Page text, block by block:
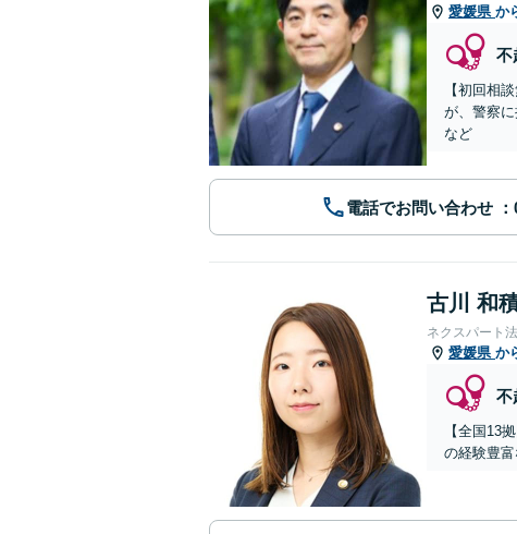
愛媛県 か
不
【初回相
が、警察
など
電話でお問い合わせ
古川 和
ネクスパート
愛媛県 か
不
【全国13
の経験豊